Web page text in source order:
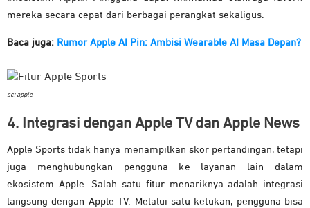
mereka secara cepat dari berbagai perangkat sekaligus.
Baca juga: Rumor Apple AI Pin: Ambisi Wearable AI Masa Depan?
sc: apple
4. Integrasi dengan Apple TV dan Apple News
Apple Sports tidak hanya menampilkan skor pertandingan, tetapi
juga menghubungkan pengguna ke layanan lain dalam
ekosistem Apple. Salah satu fitur menariknya adalah integrasi
langsung dengan Apple TV. Melalui satu ketukan, pengguna bisa